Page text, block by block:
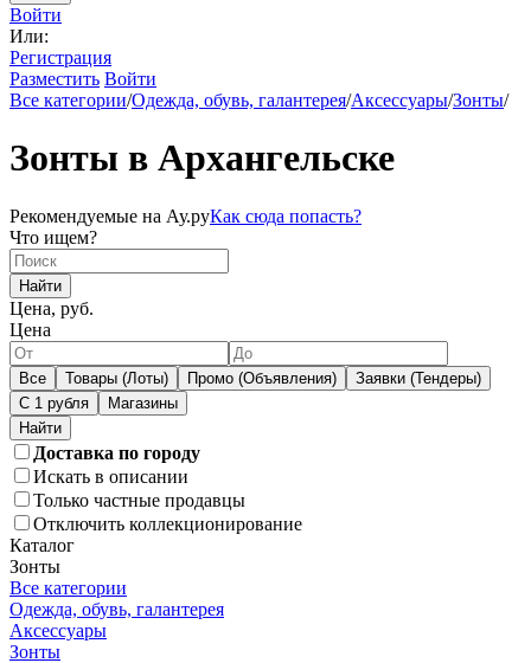
Войти
Или:
Регистрация
Разместить Войти
Все категории/Одежда, обувь, галантерея/Аксессуары/Зонты/
Зонты в Архангельске
Рекомендуемые на Ау.руКак сюда попасть?
Что ищем?
Найти
Цена, руб.
Цена
Все Товары (Лоты) Промо (Объявления)
Заявки (Тендеры)
С 1 рубля
Магазины
Доставка по городу
Искать в описании
Только частные продавцы
Отключить коллекционирование
Каталог
Зонты
Все категории
Одежда, обувь, галантерея
Аксессуары
Зонты